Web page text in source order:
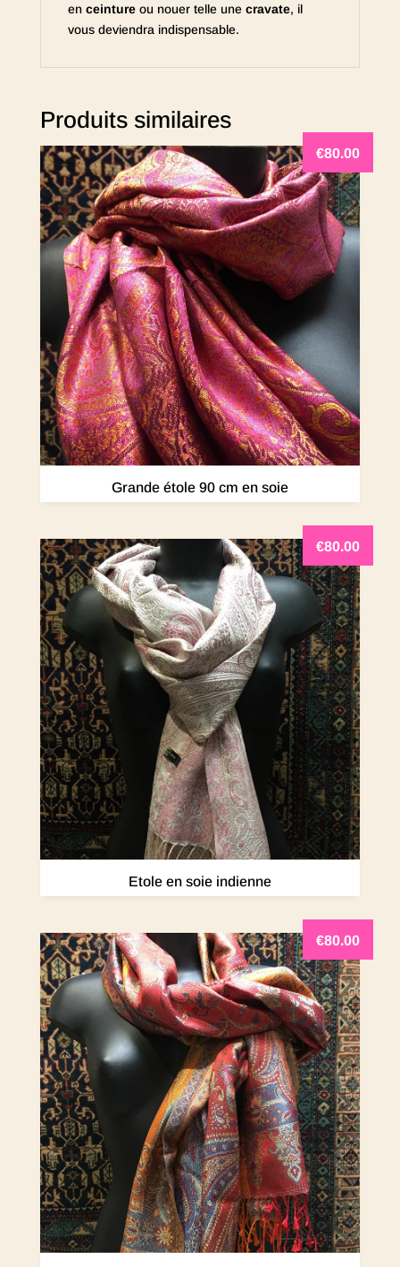
en ceintureou nouer telle une cravate, il
vous deviendra indispensable.
Produits similaires
Grande étole 90 cm en soie
€80.00
Etole en soie indienne
€80.00
€80.00